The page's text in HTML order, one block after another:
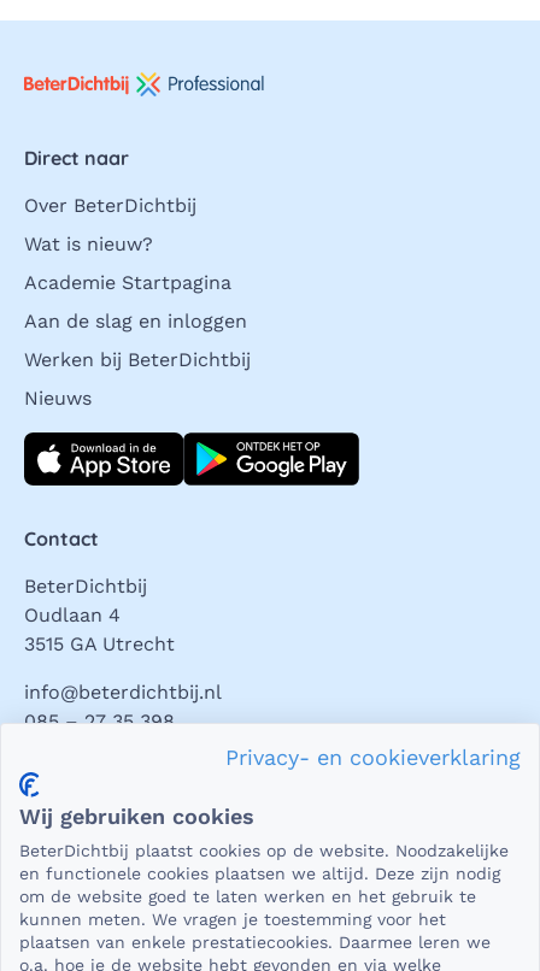
Direct naar
Over BeterDichtbij
Wat is nieuw?
Academie Startpagina
Aan de slag en inloggen
Werken bij BeterDichtbij
Nieuws
Download direct
Contact
BeterDichtbij
Oudlaan 4
3515 GA Utrecht
info@beterdichtbij.nl
085 – 27 35 398
Privacy en veiligheid
essentieel dat die beveiligd worden uitgewisseld. En dat
die gegevens niet in verkeerde handen vallen. Daar kun je
op rekenen bij BeterDichtbij.
Lees verder
Privacy- en cookieverklaring
Wij gebruiken cookies
BeterDichtbij plaatst cookies op de website. Noodzakelijke
en functionele cookies plaatsen we altijd. Deze zijn nodig
om de website goed te laten werken en het gebruik te
kunnen meten. We vragen je toestemming voor het
plaatsen van enkele prestatiecookies. Daarmee leren we
o.a. hoe je de website hebt gevonden en via welke